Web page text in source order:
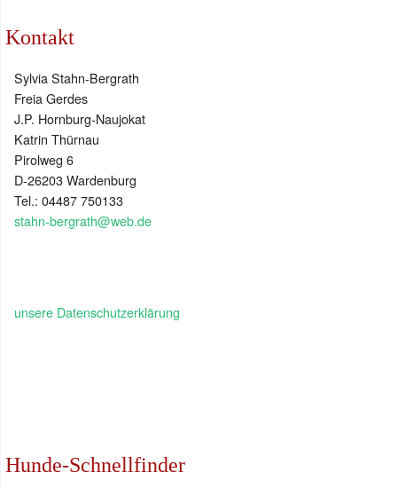
Kontakt
Sylvia Stahn-Bergrath
Freia Gerdes
J.P. Hornburg-Naujokat
Katrin Thürnau
Pirolweg 6
D-26203 Wardenburg
Tel.: 04487 750133
stahn-bergrath@web.de
unsere Datenschutzerklärung
Hunde-Schnellfinder